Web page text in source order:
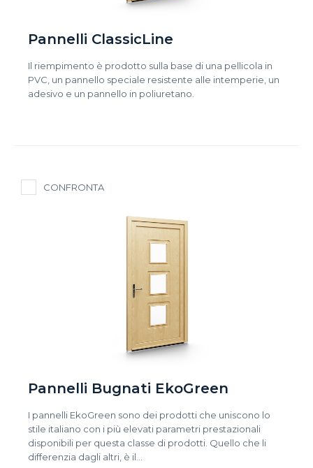
Pannelli ClassicLine
Il riempimento è prodotto sulla base di una pellicola in
PVC, un pannello speciale resistente alle intemperie, un
adesivo e un pannello in poliuretano.
CONFRONTA
Pannelli Bugnati EkoGreen
I pannelli EkoGreen sono dei prodotti che uniscono lo
stile italiano con i più elevati parametri prestazionali
disponibili per questa classe di prodotti. Quello che li
differenzia dagli altri, è il…